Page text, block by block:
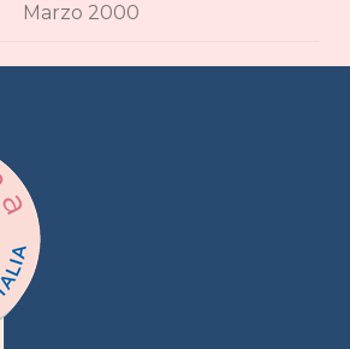
Marzo 2000